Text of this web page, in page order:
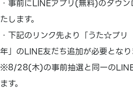
・事前にLINEアプリ(無料)のダウ
たします。
・下記のリンク先より「うた☆プ
年」のLINE友だち追加が必要となり
※8/28(木)の事前抽選と同一の
ます。